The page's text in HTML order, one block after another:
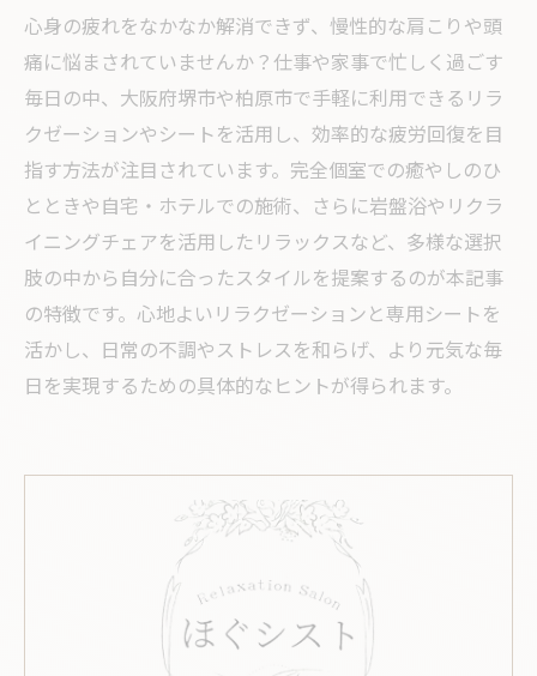
心身の疲れをなかなか解消できず、慢性的な肩こりや頭
痛に悩まされていませんか？仕事や家事で忙しく過ごす
毎日の中、大阪府堺市や柏原市で手軽に利用できるリラ
クゼーションやシートを活用し、効率的な疲労回復を目
指す方法が注目されています。完全個室での癒やしのひ
とときや自宅・ホテルでの施術、さらに岩盤浴やリクラ
イニングチェアを活用したリラックスなど、多様な選択
肢の中から自分に合ったスタイルを提案するのが本記事
の特徴です。心地よいリラクゼーションと専用シートを
活かし、日常の不調やストレスを和らげ、より元気な毎
日を実現するための具体的なヒントが得られます。